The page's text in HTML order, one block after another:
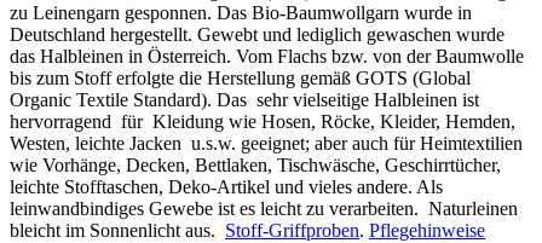
zu Leinengarn gesponnen. Das Bio-Baumwollgarn wurde in
Deutschland hergestellt. Gewebt und lediglich gewaschen wurde
das Halbleinen in Österreich. Vom Flachs bzw. von der Baumwolle
bis zum Stoff erfolgte die Herstellung gemäß GOTS (Global
Organic Textile Standard). Das sehr vielseitige Halbleinen ist
hervorragend für Kleidung wie Hosen, Röcke, Kleider, Hemden,
Westen, leichte Jacken u.s.w. geeignet; aber auch für Heimtextilien
wie Vorhänge, Decken, Bettlaken, Tischwäsche, Geschirrtücher,
leichte Stofftaschen, Deko-Artikel und vieles andere. Als
leinwandbindiges Gewebe ist es leicht zu verarbeiten. Naturleinen
bleicht im Sonnenlicht aus. Stoff-Griffproben. Pflegehinweise